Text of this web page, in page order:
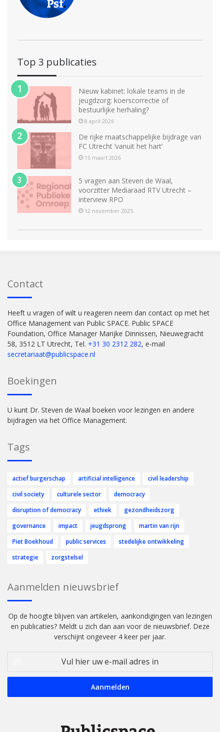
Top 3 publicaties
Nieuw kabinet: lokale teams in de
jeugdzorg: koerscorrectie of
bestuurlijke herhaling?
8 april 2026
De rijke maatschappelijke bijdrage van
FC Utrecht ‘vanuit het hart’
15 maart 2026
5 vragen aan Steven de Waal,
voorzitter Mediaraad RTV Utrecht –
interview RPO
12 november 2025
Contact
Heeft u vragen of wilt u reageren neem dan contact op met het
Office Management van Public SPACE. Public SPACE
Foundation, Office Manager Marijke Dinnissen, Nieuwegracht
58, 3512 LT Utrecht, Tel. +31 30 2312 282, e-mail
secretariaat@publicspace.nl
Boekingen
U kunt Dr. Steven de Waal boeken voor lezingen en andere
bijdragen via het Office Management.
Tags
actief burgerschap artificial intelligence
civil leadership
civil society
culturele sector
democracy
disruption of democracy
ethiek
gezondheidszorg
governance
impact jeugdsprong
martin van rijn
Piet Boekhoud
public services
stedelijke ontwikkeling
strategie
zorgstelsel
Aanmelden nieuwsbrief
Op de hoogte blijven van artikelen, aankondigingen van lezingen
en publicaties? Meldt u zich dan aan voor de nieuwsbrief. Deze
verschijnt ongeveer 4 keer per jaar.
uw
mail